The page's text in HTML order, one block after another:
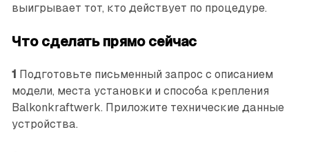
выигрывает тот, кто действует по процедуре.
Что сделать прямо сейчас
1 Подготовьте письменный запрос с описанием
модели, места установки и способа крепления
Balkonkraftwerk. Приложите технические данные
устройства.